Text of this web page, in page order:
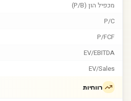
מכפיל הון (P/B)
P/C
P/FCF
EV/EBITDA
EV/Sales
רווחיות